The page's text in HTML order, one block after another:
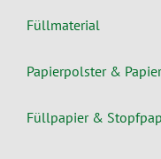
Füllmaterial
Papierpolster &
Füllpapier &